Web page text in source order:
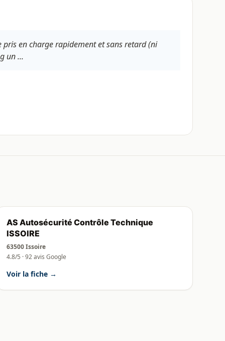
en charge rapidement et sans retard (ni
un ...
AS Autosécurité Contrôle Technique
ISSOIRE
63500 Issoire
4.8/5 · 92 avis Google
Voir la fiche →